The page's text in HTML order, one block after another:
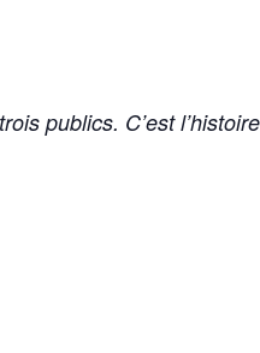
publics. C’est